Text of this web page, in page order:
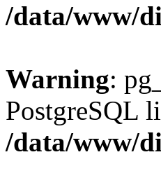
/data/www/
Warning:
PostgreSQL
/data/www/